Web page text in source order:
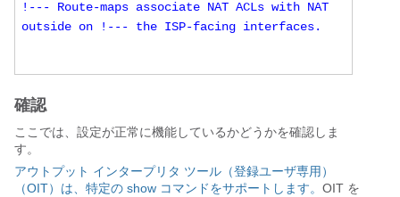
!--- Route-maps associate NAT ACLs with NAT
outside on !--- the ISP-facing interfaces.
確認
ここでは、設定が正常に機能しているかどうかを確認しま
す。
アウトプット インタープリタ ツール（登録ユーザ専用）
（OIT）は、特定の show コマンドをサポートします。 OIT を